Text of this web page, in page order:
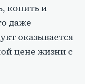
копить и
даже
оказывается
цене жизни с